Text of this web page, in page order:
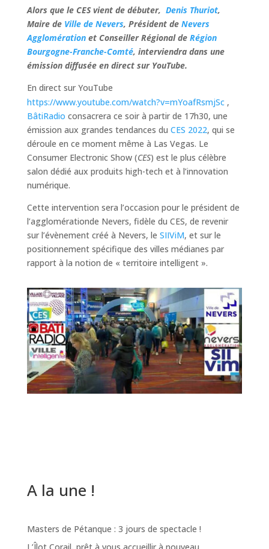
Alors que le CES vient de débuter, Denis Thuriot,
Maire de Ville de Nevers, Président de Nevers
Agglomérationet Conseiller Régional de Région
Bourgogne-Franche-Comté, interviendra dans une
émission diffusée en direct sur YouTube.
En direct sur YouTube
https://www.youtube.com/watch?v=mYoafRsmjSc,
BâtiRadio consacrera ce soir à partir de 17h30, une
émission aux grandes tendances du CES 2022, qui se
déroule en ce moment même à Las Vegas. Le
Consumer Electronic Show (CES) est le plus célèbre
salon dédié aux produits high-tech et à l’innovation
numérique.
Cette intervention sera l’occasion pour le président de
l’agglomérationde Nevers, fidèle du CES, de revenir
sur l’évènement créé à Nevers, le SIIViM, et sur le
positionnement spécifique des villes médianes par
rapport à la notion de « territoire intelligent ».
A la une !
Masters de Pétanque : 3 jours de spectacle !